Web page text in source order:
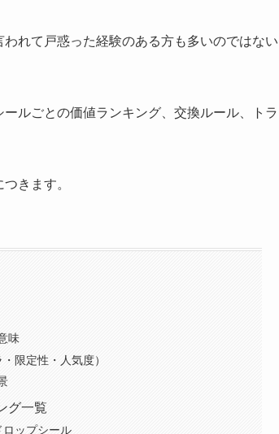
れて戸惑った経験のある方も多いのではない
ルごとの価値ランキング、交換ルール、トラ
きます。
味
限定性・人気度）
グ一覧
ップシール